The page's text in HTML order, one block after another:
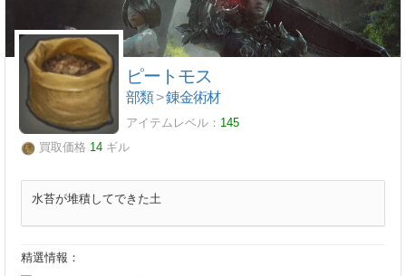
ピートモス
部類>錬金術材
アイテムレベル： 145
買取価格 14 ギル
水苔が堆積してできた土
精選情報：